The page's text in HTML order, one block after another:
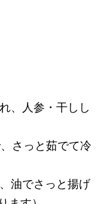
、人参・干しし
さっと茹でて冷
油でさっと揚げ